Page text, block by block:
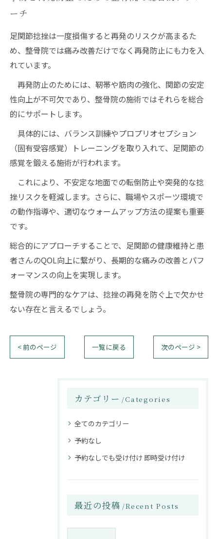
ーチ
足関節捻挫は一度損傷すると再発のリスクが高まるた
め、整骨院では痛み改善だけでなく再発防止にも力を入
れています。
再発防止のためには、靭帯や筋肉の強化、関節の安定
性向上が不可欠であり、整骨院の施術ではそれらを総合
的にサポートします。
具体的には、バランス訓練やプロプリオセプション
（固有受容感覚）トレーニングを取り入れて、足関節の
感覚を鍛える施術が行われます。
これにより、不安定な地面での転倒防止や突発的な捻
挫リスクを軽減します。さらに、職場やスポーツ環境で
の動作指導や、適切なウォームアップ方法の提案も重要
です。
総合的にアプローチすることで、足関節の健康維持と患
者さんのQOL向上に繋がり、長期的な痛みの改善とパフ
ォーマンスの向上を実現します。
整骨院の専門的なケアは、捻挫の再発を防ぐ上で欠かせ
ない存在と言えるでしょう。
< 前のページ 一覧に戻る 次のページ >
カテゴリー Categories
全てのカテゴリー
予約なし
予約なしでも受け付け 即時受け付け
最近の投稿 Recent Posts